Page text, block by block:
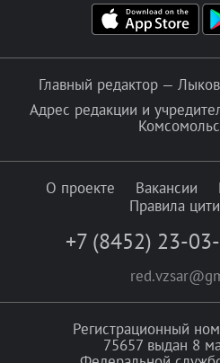
Главный редактор —
Адрес редакции и
О проекте Вакансии
Правила
+7 (8452) 23-
Регистрационный
75657 выдан 8